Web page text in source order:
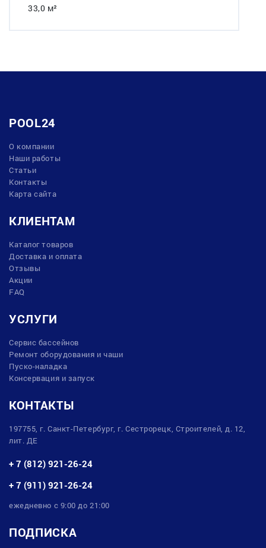
33,0 м²
POOL24
О компании
Наши работы
Статьи
Контакты
Карта сайта
КЛИЕНТАМ
Каталог товаров
Доставка и оплата
Отзывы
Акции
FAQ
УСЛУГИ
Сервис бассейнов
Ремонт оборудования и чаши
Пуско-наладка
Консервация и запуск
КОНТАКТЫ
197755, г. Санкт-Петербург, г. Сестрорецк, Строителей, д. 12,
лит. ДЕ
+ 7 (812) 921-26-24
+ 7 (911) 921-26-24
ежедневно с 9:00 до 21:00
ПОДПИСКА